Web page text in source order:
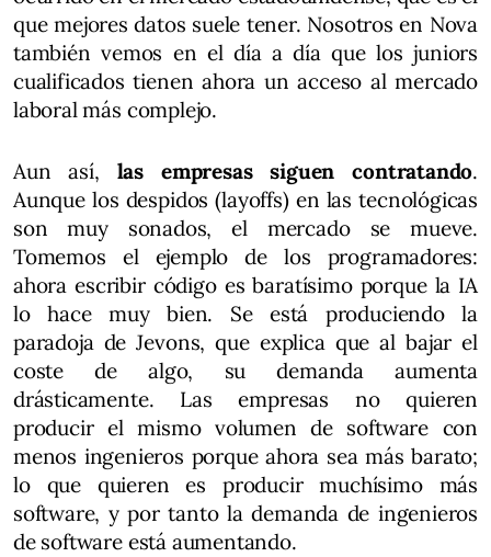
que mejores datos suele tener. Nosotros en Nova
también vemos en el día a día que los juniors
cualificados tienen ahora un acceso al mercado
laboral más complejo.
Aun así, las empresas siguen contratando.
Aunque los despidos (layoffs) en las tecnológicas
son muy sonados, el mercado se mueve.
Tomemos el ejemplo de los programadores:
ahora escribir código es baratísimo porque la IA
lo hace muy bien. Se está produciendo la
paradoja de Jevons, que explica que al bajar el
coste de algo, su demanda aumenta
drásticamente. Las empresas no quieren
producir el mismo volumen de software con
menos ingenieros porque ahora sea más barato;
lo que quieren es producir muchísimo más
software, y por tanto la demanda de ingenieros
de software está aumentando.